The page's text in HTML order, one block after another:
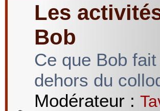
Les
Bob
Ce que Bob
dehors du
Modérateur :